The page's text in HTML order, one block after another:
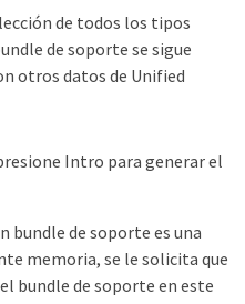
de todos los tipos
de soporte se sigue
otros datos de Unified
Intro para generar el
bundle de soporte es una
memoria, se le solicita que
bundle de soporte en este